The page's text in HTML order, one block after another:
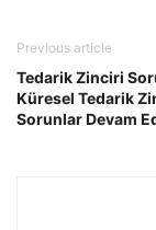
Previous article
Tedarik Zinciri
Küresel Tedarik
Sorunlar Devam